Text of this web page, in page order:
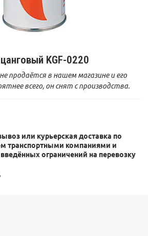
KGF-0220
продаётся в нашем магазине и его
всего, он снят с производства.
или курьерская доставка по
транспортными компаниями и
ограничений на перевозку
смесью составом ПРОПАН
других производителей с
резьба-цанг.